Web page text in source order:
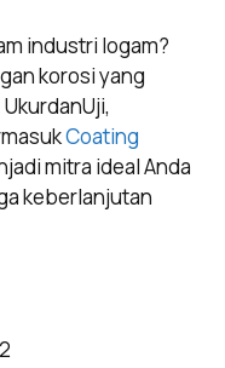
industri logam?
korosi yang
Coating
mitra ideal Anda
keberlanjutan